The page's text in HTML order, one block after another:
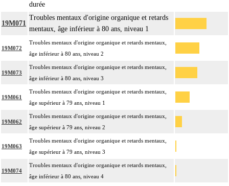
durée
19M071
Troubles mentaux d'origine organique et retards
mentaux, âge inférieur à 80 ans, niveau 1
19M072
Troubles mentaux d'origine organique et retards mentaux,
âge inférieur à 80 ans, niveau 2
19M073
Troubles mentaux d'origine organique et retards mentaux,
âge inférieur à 80 ans, niveau 3
19M061
Troubles mentaux d'origine organique et retards mentaux,
âge supérieur à 79 ans, niveau 1
19M062
Troubles mentaux d'origine organique et retards mentaux,
âge supérieur à 79 ans, niveau 2
19M063
Troubles mentaux d'origine organique et retards mentaux,
âge supérieur à 79 ans, niveau 3
19M074
Troubles mentaux d'origine organique et retards mentaux,
âge inférieur à 80 ans, niveau 4